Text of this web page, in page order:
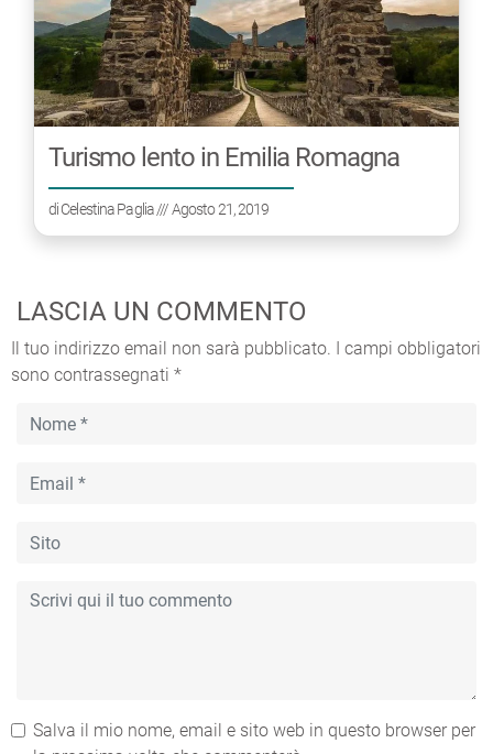
Turismo lento in Emilia Romagna
diCelestina Paglia/// Agosto 21, 2019
LASCIA UN COMMENTO
Il tuo indirizzo email non sarà pubblicato. I campi obbligatori
sono contrassegnati *
Salva il mio nome, email e sito web in questo browser per